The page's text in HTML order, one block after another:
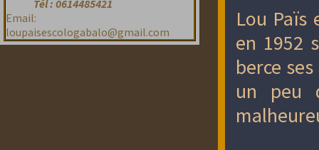
Tél : 0614485421
Email:
loupaisescologabalo@gmail.com
Lou Païs
en 1952
berce
un peu